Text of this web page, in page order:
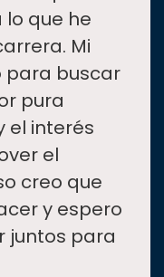
lo que he
Mi
para buscar
pura
el interés
el
creo que
y espero
juntos para